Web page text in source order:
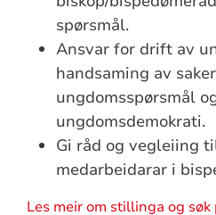
spørsmål.
Ansvar for drift av
handsaming av
ungdomsspørsmål
ungdomsdemokrati.
Gi råd og vegleiing
medarbeidarar i
Les meir om stillinga og